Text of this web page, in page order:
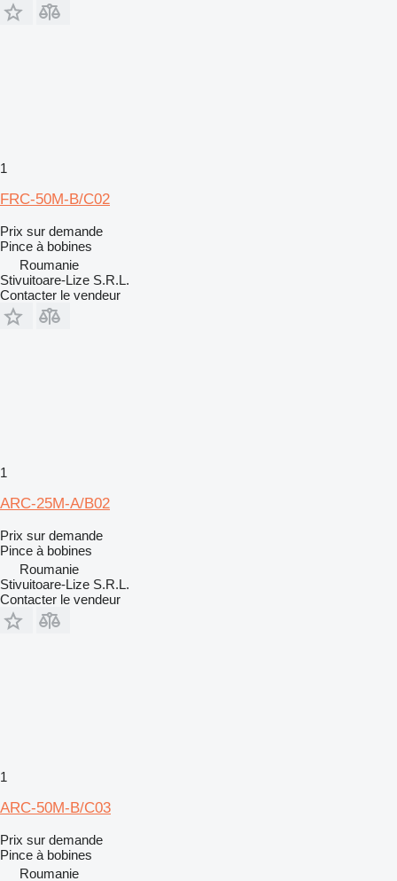
1
FRC-50M-B/C02
Prix sur demande
Pince à bobines
Roumanie
Stivuitoare-Lize S.R.L.
Contacter le vendeur
1
ARC-25M-A/B02
Prix sur demande
Pince à bobines
Roumanie
Stivuitoare-Lize S.R.L.
Contacter le vendeur
1
ARC-50M-B/C03
Prix sur demande
Pince à bobines
Roumanie